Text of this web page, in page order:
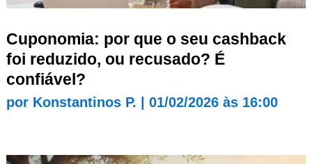
Cuponomia: por que o seu cashback
foi reduzido, ou recusado? É
confiável?
por Konstantinos P. 01/02/2026 às 16:00